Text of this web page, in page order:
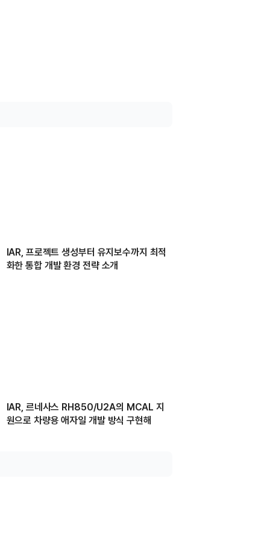
IAR, 프로젝트 생성부터 유지보수까지 최적
화한 통합 개발 환경 전략 소개
IAR, 르네사스 RH850/U2A의 MCAL 지
원으로 차량용 애자일 개발 방식 구현해